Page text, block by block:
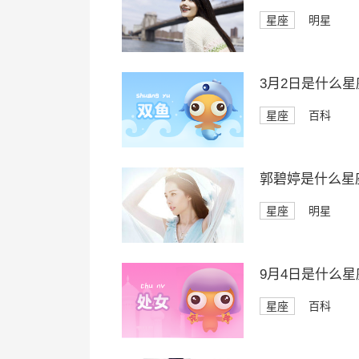
星座 明星
3月2日是什么星
星座 百科
郭碧婷是什么星
星座 明星
9月4日是什么星
星座 百科